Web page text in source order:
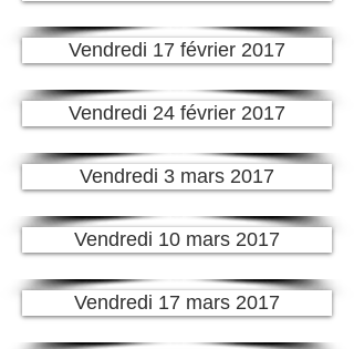
Vendredi 17 février 2017
Vendredi 24 février 2017
Vendredi 3 mars 2017
Vendredi 10 mars 2017
Vendredi 17 mars 2017